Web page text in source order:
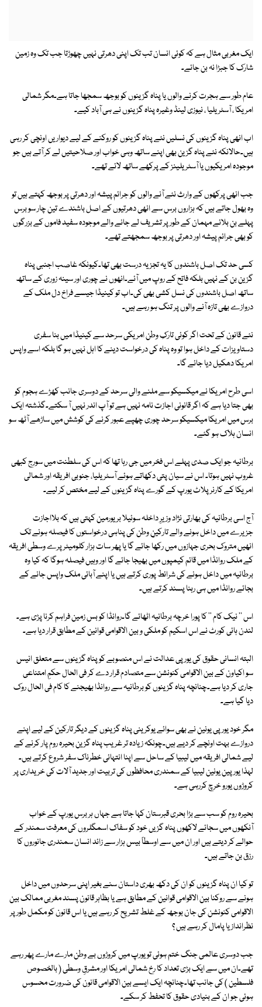
ایک مغربی مثال ہے کہ کوئی انسان تب تک اپنی دھرتی نہیں چھوڑتا جب تک وہ زمین
شارک کا جبڑا نہ بن جائے۔
عام طور سے ہجرت کرنے والوں یا پناہ گزینوں کو بوجھ سمجھا جاتا ہے۔مگر شمالی
امریکا ، آسٹریلیا ، نیوزی لینڈ وغیرہ پناہ گزینوں نے ہی آباد کیے۔
اب انھی پناہ گزینوں کی نسلیں نئے پناہ گزینوں کو روکنے کے لیے دیواریں اونچی کر رہی
ہیں۔حالانکہ نئے پناہ گزین بھی اپنے ساتھ وہی خواب اور صلاحیتیں لے کر آتے ہیں جو
موجودہ امریکیوں یا آسٹریلینز کے پرکھے ساتھ لائے تھے۔
جب انھی پرکھوں کے وارث نئے آنے والوں کو جرائم پیشہ اور دھرتی پر بوجھ کہتے ہیں تو
وہ بھول جاتے ہیں کہ ہزاروں برس سے انھی دھرتیوں کے اصل باشندے تین چار سو برس
پہلے بن بلائے مہمان کے طور پر تشریف لے جانے والے موجودہ سفید فاموں کے بزرگوں
کو بھی جرائم پیشہ اور دھرتی پر بوجھ سمجھتے تھے۔
کسی حد تک اصل باشندوں کا یہ تجزیہ درست بھی تھا۔کیونکہ غاصب اجنبی پناہ
گزین بن کے نہیں بلکہ فاتح کے روپ میں آئے۔انھوں نے چوری اور سینہ زوری کے ساتھ
ساتھ اصل باشندوں کی نسل کشی بھی کی۔اب تو کینیڈا جیسے فراخ دل ملک کے
دروازے بھی تازہ آنے والوں پر تنگ ہو رہے ہیں۔
نئے قانون کے تحت اگر کوئی تارکِ وطن امریکی سرحد سے کینیڈا میں بنا سفری
دستاویزات کے داخل ہوا تو وہ پناہ کی درخواست دینے کا اہل نہیں ہو گا بلکہ اسے واپس
امریکا دھکیل دیا جائے گا۔
اسی طرح امریکا نے میکسیکو سے ملنے والی سرحد کے دوسری جانب کھڑے ہجوم کو
بھی جتا دیا ہے کہ اگر قانونی اجازت نامہ نہیں ہے تو آپ اندر نہیں آ سکتے۔گذشتہ ایک
برس میں امریکا میکسیکو سرحد چوری چھپے عبور کرنے کی کوشش میں ساڑھے آٹھ سو
انسان ہلاک ہو گئے۔
برطانیہ جو ایک صدی پہلے اس فخر میں جی رہا تھا کہ اس کی سلطنت میں سورج کبھی
غروب نہیں ہوتا۔ اس نے سیان پتی دکھاتے ہوئے آسٹریلیا، جنوبی افریقہ اور شمالی
امریکا کے کارنر پلاٹ یورپ کے گورے پناہ گزینوں کے لیے مختص کر لیے۔
آج اسی برطانیہ کی بھارتی نژاد وزیرِ داخلہ سوئیلا بریورمین کہتی ہیں کہ بلااجازت
جزیرے میں داخل ہونے والے تارکینِ وطن کی پناہی درخواستوں کا فیصلہ ہونے تک
انھیں متروک بحری جہازوں میں رکھا جائے گا یا پھر سات ہزار کلومیٹر پرے وسطی افریقہ
کے ملک روانڈا میں قائم کیمپوں میں بھیجا جائے گا اور وہیں فیصلہ ہوگا کہ کیا وہ
برطانیہ میں داخل ہونے کی شرائط پوری کرتے ہیں یا اپنے آبائی ملک واپس جانے کے
بجائے روانڈا میں ہی رہنا پسند کرتے ہیں۔
اس '' نیک کام '' کا پورا خرچہ برطانیہ اٹھائے گا۔روانڈا کو بس زمین فراہم کرنا پڑی ہے۔
لندن ہائی کورٹ نے اس اسکیم کو ملکی و بین الاقوامی قوانین کے مطابق قرار دیا ہے۔
البتہ انسانی حقوق کی یورپی عدالت نے اس منصوبے کو پناہ گزینوں سے متعلق انیس
سو اکیاون کے بین الاقوامی کنونشن سے متصادم قرار دے کر فی الحال حکمِ امتناعی
جاری کر دیا ہے۔چنانچہ پناہ گزینوں کو برطانیہ سے روانڈا بھیجنے کا کام فی الحال روک
دیا گیا ہے۔
مگر خود یورپی یونین نے بھی سوائے یوکرینی پناہ گزینوں کے دیگر تارکین کے لیے اپنے
دروازے بہت اونچے کر دیے ہیں۔چونکہ زیادہ تر غریب پناہ گزین بحیرہ روم پار کرنے کے
لیے شمالی افریقہ میں لیبیا کے ساحل سے اپنا انتہائی خطرناک سفر شروع کرتے ہیں۔
لہذا یورپین یونین لیبیا کے سمندری محافظوں کی تربیت اور جدید آلات کی خریداری پر
کروڑوں یورو خرچ کررہی ہے۔
بحیرہ روم کو سب سے بڑا بحری قبرستان کہا جاتا ہے جہاں ہر برس یورپ کے خواب
آنکھوں میں سجائے لاکھوں پناہ گزیں خود کو سفاک اسمگلروں کی معرفت سمندر کے
حوالے کر دیتے ہیں اور ان میں سے اوسطاً بیس ہزار سے زائد انسان سمندری جانوروں کا
رزق بن جاتے ہیں۔
تو کیا ان پناہ گزینوں کو ان کی دکھ بھری داستان سنے بغیر اپنی سرحدوں میں داخل
ہونے سے روکنا بین الاقوامی قوانین کے مطابق ہے یا بظاہر قانون پسند مغربی ممالک بین
الاقوامی کنونشن کی جان بوجھ کے غلط تشریح کر رہے ہیں یا اس قانون کو مکمل طور پر
نظرانداز یا پامال کر رہے ہیں ؟
جب دوسری عالمی جنگ ختم ہوئی تو یورپ میں کروڑوں بے وطن مارے مارے پھر رہے
تھے۔ان میں سے ایک بڑی تعداد کا رخ شمالی امریکا اور مشرقِ وسطی ( بالخصوص
فلسطین ) کی جانب تھا۔چنانچہ ایک ایسے بین الاقوامی قانون کی ضرورت محسوس
ہوئی جو ان کے بنیادی حقوق کا تحفط کر سکے۔